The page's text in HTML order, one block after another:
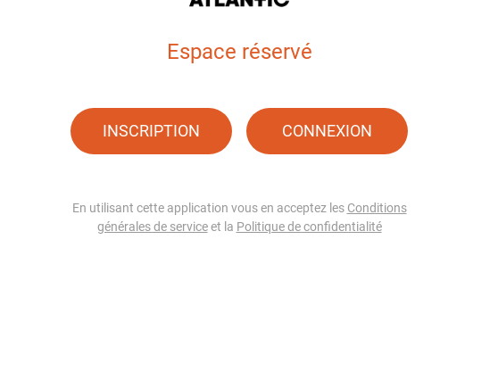
Espace réservé
INSCRIPTION CONNEXION
En utilisant cette application vous en acceptez les Conditions
générales de serviceet la Politique de confidentialité